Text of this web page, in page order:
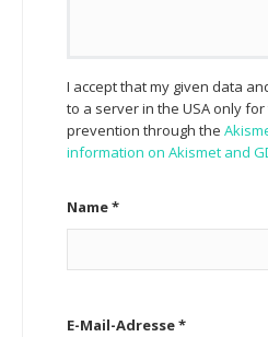
I accept that my given data
to a server in the USA only
prevention through the
information on Akismet and
Name*
E-Mail-Adresse*